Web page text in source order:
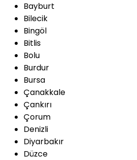
Bayburt
Bilecik
Bingöl
Bitlis
Bolu
Burdur
Bursa
Çanakkale
Çankırı
Çorum
Denizli
Diyarbakır
Düzce